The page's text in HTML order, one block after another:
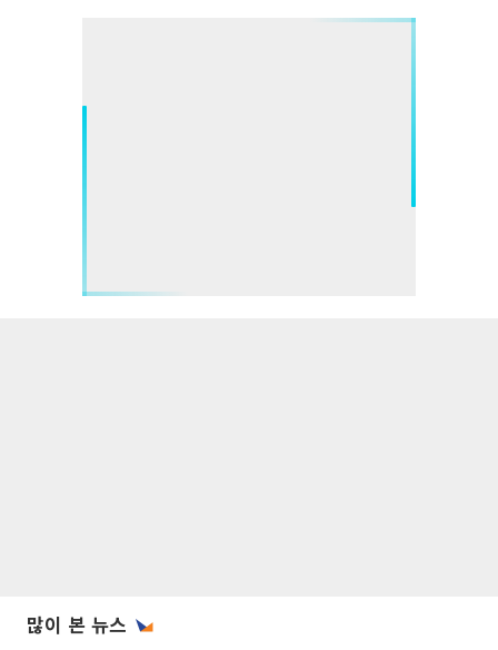
많이 본 뉴스